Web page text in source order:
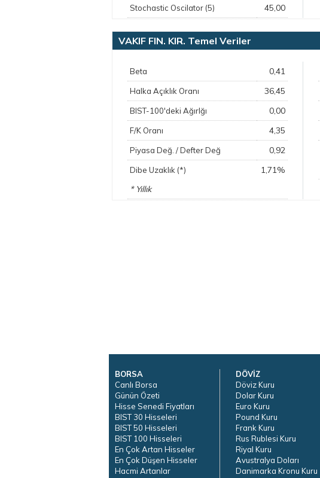
Stochastic Oscilator (5) 45,00
VAKIF FIN. KIR. Temel Veriler
Beta 0,41
Halka Açıklık Oranı 36,45
BIST-100'deki Ağırlğı 0,00
F/K Oranı 4,35
Piyasa Değ. / Defter Değ 0,92
Dibe Uzaklık (*)
1,71%
* Yıllık
BORSA
Canlı Borsa
Günün Özeti
Hisse Senedi Fiyatları
BIST 30 Hisseleri
BIST 50 Hisseleri
BIST 100 Hisseleri
En Çok Artan Hisseler
En Çok Düşen Hisseler
Hacmi Artanlar
DÖVİZ
Döviz Kuru
Dolar Kuru
Euro Kuru
Pound Kuru
Frank Kuru
Rus Rublesi Kuru
Riyal Kuru
Avustralya Doları
Danimarka Kronu Kuru